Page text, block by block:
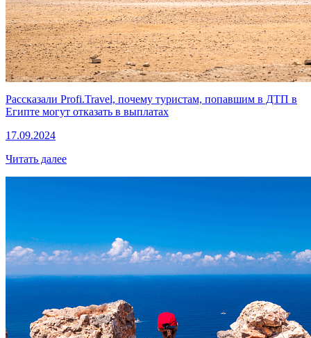
Рассказали Profi.Travel, почему туристам, попавшим в ДТП в
Египте могут отказать в выплатах
17.09.2024
Читать далее